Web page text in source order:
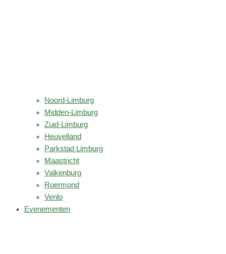
Noord-Limburg
Midden-Limburg
Zuid-Limburg
Heuvelland
Parkstad Limburg
Maastricht
Valkenburg
Roermond
Venlo
Evenementen